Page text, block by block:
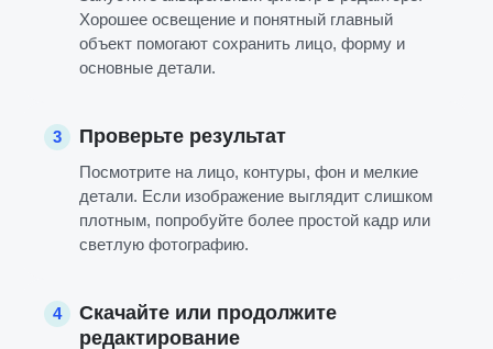
Хорошее освещение и понятный главный
объект помогают сохранить лицо, форму и
основные детали.
3 Проверьте результат
Посмотрите на лицо, контуры, фон и мелкие
детали. Если изображение выглядит слишком
плотным, попробуйте более простой кадр или
светлую фотографию.
4
Скачайте или продолжите
редактирование